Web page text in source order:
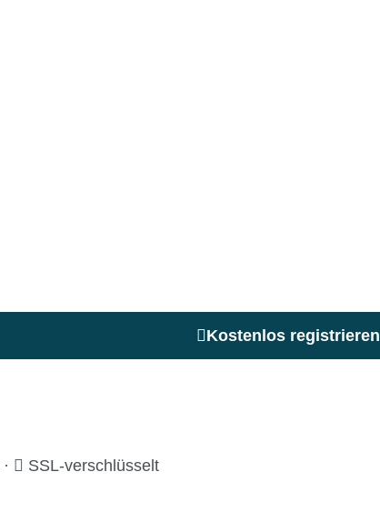
Kostenlos registrieren
· SSL-verschlüsselt